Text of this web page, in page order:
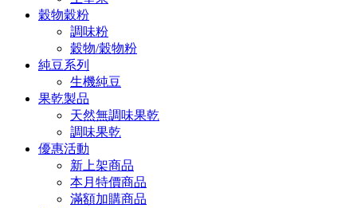
穀物穀粉
調味粉
穀物/穀物粉
純豆系列
生機純豆
果乾製品
天然無調味果乾
調味果乾
優惠活動
新上架商品
本月特價商品
滿額加購商品